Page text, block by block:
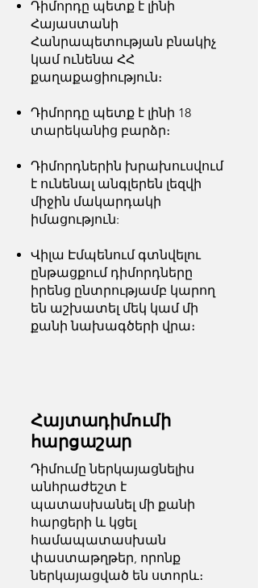
Դիմորդը պետք է լինի
Հայաստանի
Հանրապետության բնակիչ
կամ ունենա ՀՀ
քաղաքացիություն։
Դիմորդը պետք է լինի 18
տարեկանից բարձր։
Դիմորդներին խրախուսվում
է ունենալ անգլերեն լեզվի
միջին մակարդակի
իմացություն:
Վիլա Էմպենում գտնվելու
ընթացքում դիմորդները
իրենց ընտրությամբ կարող
են աշխատել մեկ կամ մի
քանի նախագծերի վրա։
Հայտադիմումի
հարցաշար
Դիմումը ներկայացնելիս
անհրաժեշտ է
պատասխանել մի քանի
հարցերի և կցել
համապատասխան
փաստաթղթեր, որոնք
ներկայացված են ստորև։